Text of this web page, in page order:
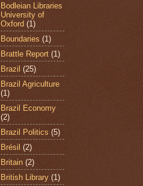
Bodleian Libraries
University of
Oxford (1)
Boundaries (1)
Brattle Report (1)
Brazil (25)
Brazil Agriculture
(1)
Brazil Economy
(2)
Brazil Politics (5)
Brésil (2)
Britain (2)
British Library (1)